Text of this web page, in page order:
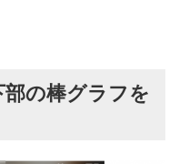
の棒グラフを